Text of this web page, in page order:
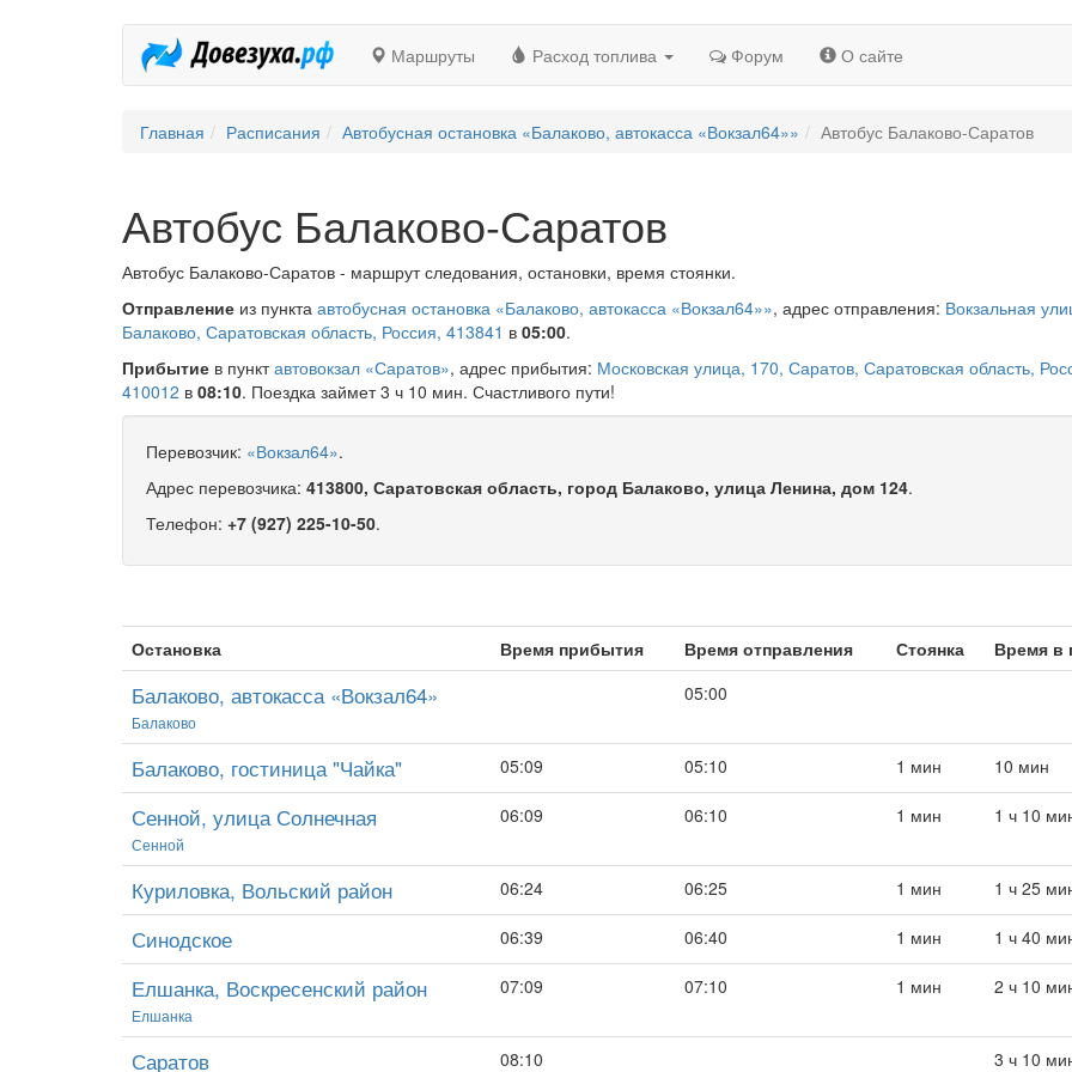
Маршруты Расход топлива Форум О сайте
Главная Расписания Автобусная остановка «Балаково, автокасса «Вокзал64»» Автобус Балаково-Саратов
Автобус Балаково-Саратов
Автобус Балаково-Саратов - маршрут следования, остановки, время стоянки.
Отправление из пункта автобусная остановка «Балаково, автокасса «Вокзал64»», адрес отправления: Вокзальная
Балаково, Саратовская область, Россия, 413841 в 05:00.
Прибытие в пунктавтовокзал «Саратов», адрес прибытия: Московская улица, 170, Саратов, Саратовская область,
410012 в 08:10. Поездка займет 3 ч 10 мин. Счастливого пути!
Перевозчик: «Вокзал64».
Адрес перевозчика: 413800, Саратовская область, город Балаково, улица Ленина, дом 124.
Телефон: +7 (927) 225-10-50.
Остановка Время прибытия Время отправления Стоянка Время в
Балаково, автокасса «Вокзал64»
Балаково
05:00
Балаково, гостиница "Чайка" 05:09 05:10 1 мин 10 мин
Сенной, улица Солнечная
Сенной
06:09 06:10 1 мин 1 ч 10
Куриловка, Вольский район 06:24 06:25 1 мин 1 ч 25
Синодское 06:39 06:40 1 мин 1 ч 40
Елшанка, Воскресенский район
Елшанка
07:09 07:10 1 мин 2 ч 10
Саратов 08:10 3 ч 10